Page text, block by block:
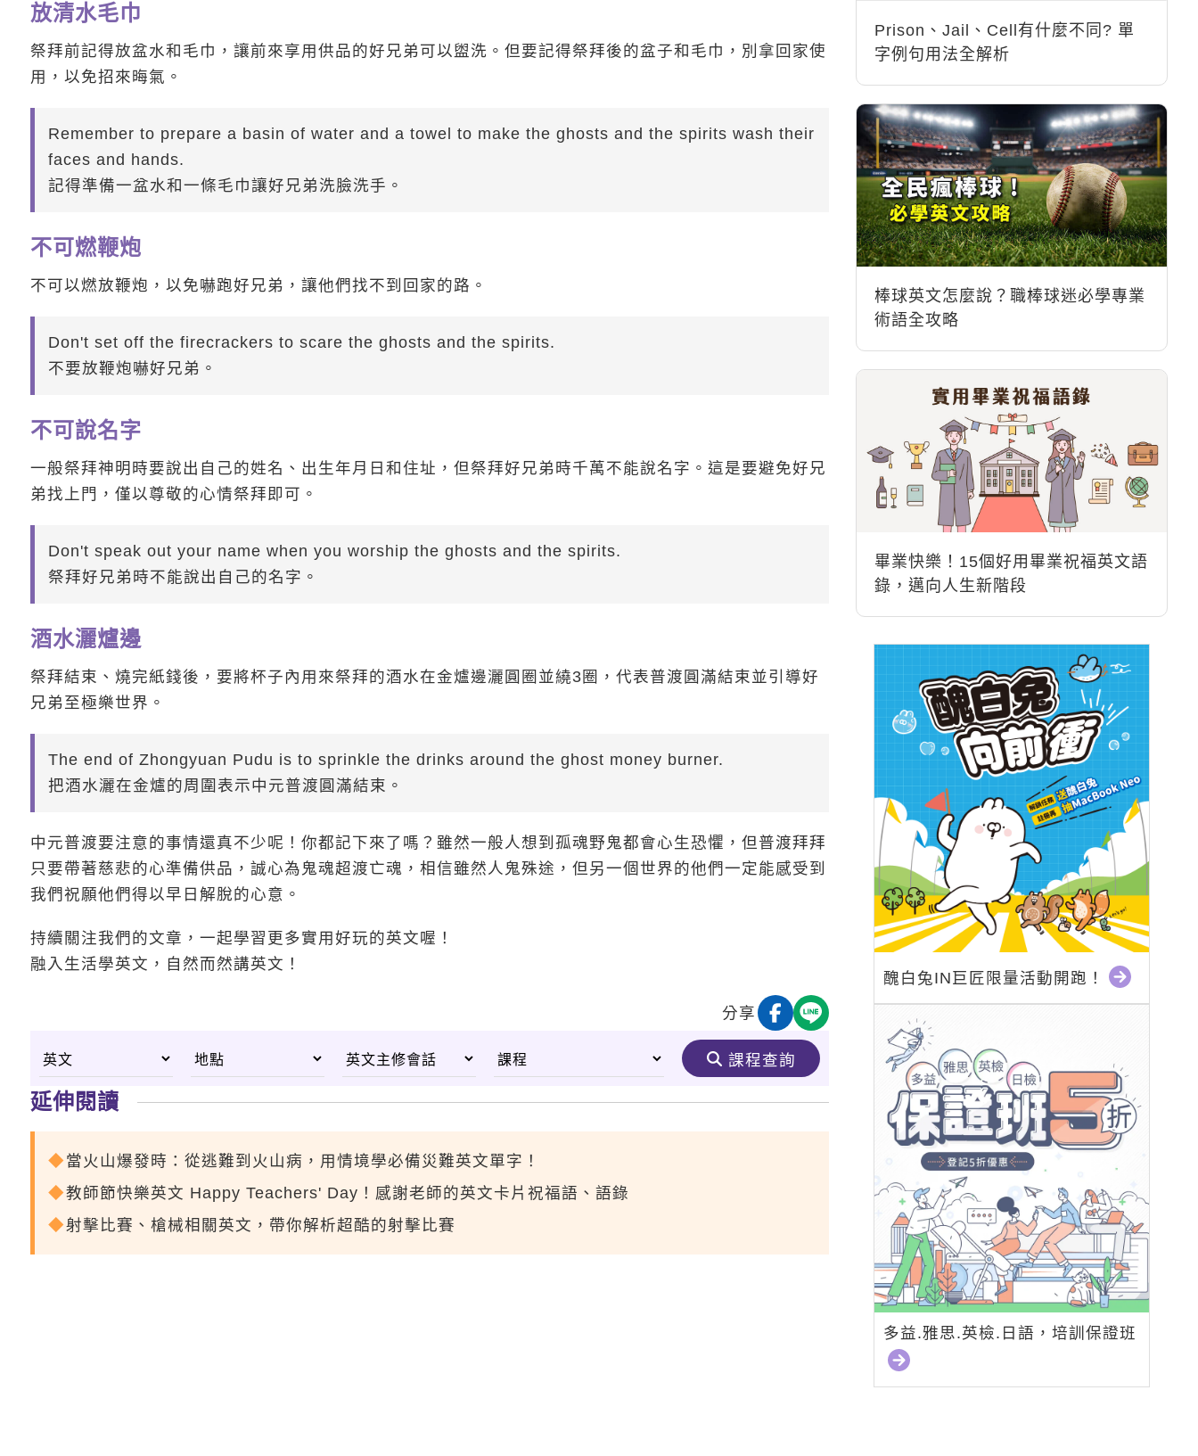
放清水毛巾
祭拜前記得放盆水和毛巾，讓前來享用供品的好兄弟可以盥洗。但要記得祭拜後的盆子和毛巾，別拿回家使
用，以免招來晦氣。
Remember to prepare a basin of water and a towel to make the ghosts and the spirits wash their
faces and hands.
記得準備一盆水和一條毛巾讓好兄弟洗臉洗手。
不可燃鞭炮
不可以燃放鞭炮，以免嚇跑好兄弟，讓他們找不到回家的路。
Don't set off the firecrackers to scare the ghosts and the spirits.
不要放鞭炮嚇好兄弟。
不可說名字
一般祭拜神明時要說出自己的姓名、出生年月日和住址，但祭拜好兄弟時千萬不能說名字。這是要避免好兄
弟找上門，僅以尊敬的心情祭拜即可。
Don't speak out your name when you worship the ghosts and the spirits.
祭拜好兄弟時不能說出自己的名字。
酒水灑爐邊
祭拜結束、燒完紙錢後，要將杯子內用來祭拜的酒水在金爐邊灑圓圈並繞3圈，代表普渡圓滿結束並引導好
兄弟至極樂世界。
The end of Zhongyuan Pudu is to sprinkle the drinks around the ghost money burner.
把酒水灑在金爐的周圍表示中元普渡圓滿結束。
中元普渡要注意的事情還真不少呢！你都記下來了嗎？雖然一般人想到孤魂野鬼都會心生恐懼，但普渡拜拜
只要帶著慈悲的心準備供品，誠心為鬼魂超渡亡魂，相信雖然人鬼殊途，但另一個世界的他們一定能感受到
我們祝願他們得以早日解脫的心意。
持續關注我們的文章，一起學習更多實用好玩的英文喔！
融入生活學英文，自然而然講英文！
分享
課程查詢
延伸閱讀
當火山爆發時：從逃難到火山病，用情境學必備災難英文單字！
教師節快樂英文 Happy Teachers' Day！感謝老師的英文卡片祝福語、語錄
射擊比賽、槍械相關英文，帶你解析超酷的射擊比賽
Prison、Jail、Cell有什麼不同? 單
字例句用法全解析
棒球英文怎麼說？職棒球迷必學專業
術語全攻略
畢業快樂！15個好用畢業祝福英文語
錄，邁向人生新階段
醜白兔IN巨匠限量活動開跑！
多益.雅思.英檢.日語，培訓保證班